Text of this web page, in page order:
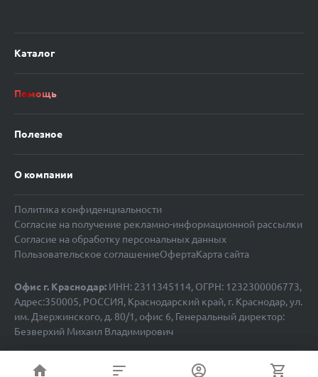
Каталог
Помощь
Полезное
О компании
Политика конфиденциальности
Согласие на получение рекламно-информационной рассылки
Согласие на обработку персональных данных
Пользовательское соглашениеОфертаКарта сайта
Офис г. Краснодар: ИНН: 2311345114, ОГРН: 1232300006773,
Адрес:350005, РОССИЯ, Краснодарский край, г. Краснодар, ул.
им. Дзержинского, д. 80/1, офис 6, Генеральный директор:
Безверхий Михаил Владимирович